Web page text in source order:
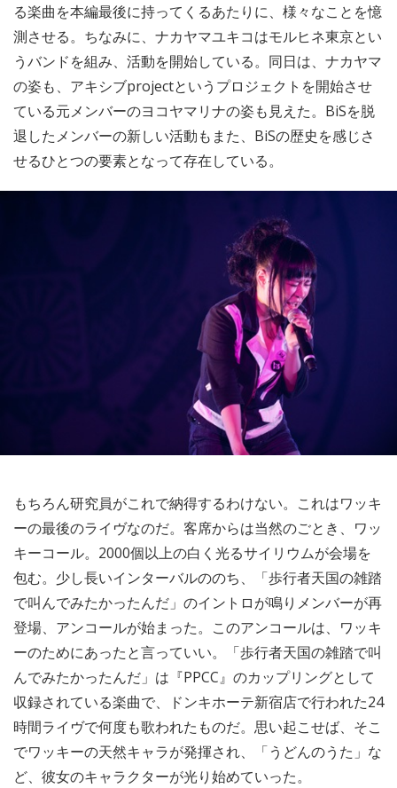
る楽曲を本編最後に持ってくるあたりに、様々なことを憶
測させる。ちなみに、ナカヤマユキコはモルヒネ東京とい
うバンドを組み、活動を開始している。同日は、ナカヤマ
の姿も、アキシブprojectというプロジェクトを開始させ
ている元メンバーのヨコヤマリナの姿も見えた。BiSを脱
退したメンバーの新しい活動もまた、BiSの歴史を感じさ
せるひとつの要素となって存在している。
もちろん研究員がこれで納得するわけない。これはワッキ
ーの最後のライヴなのだ。客席からは当然のごとき、ワッ
キーコール。2000個以上の白く光るサイリウムが会場を
包む。少し長いインターバルののち、「歩行者天国の雑踏
で叫んでみたかったんだ」のイントロが鳴りメンバーが再
登場、アンコールが始まった。このアンコールは、ワッキ
ーのためにあったと言っていい。「歩行者天国の雑踏で叫
んでみたかったんだ」は『PPCC』のカップリングとして
収録されている楽曲で、ドンキホーテ新宿店で行われた24
時間ライヴで何度も歌われたものだ。思い起こせば、そこ
でワッキーの天然キャラが発揮され、「うどんのうた」な
ど、彼女のキャラクターが光り始めていった。